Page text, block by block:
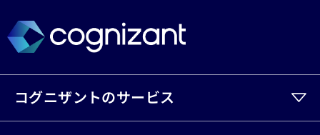
コグニザントのサービス